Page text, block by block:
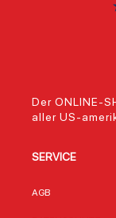
Der ONLINE-
aller US-
SERVICE
AGB